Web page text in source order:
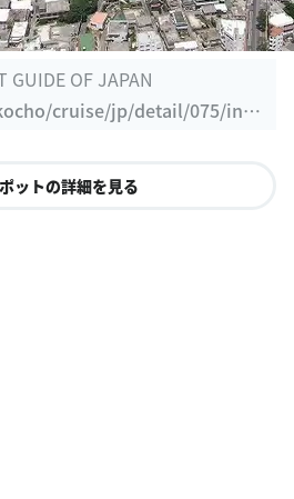
GUIDE OF JAPAN
cruise/jp/detail/075/inde
ットの詳細を見る